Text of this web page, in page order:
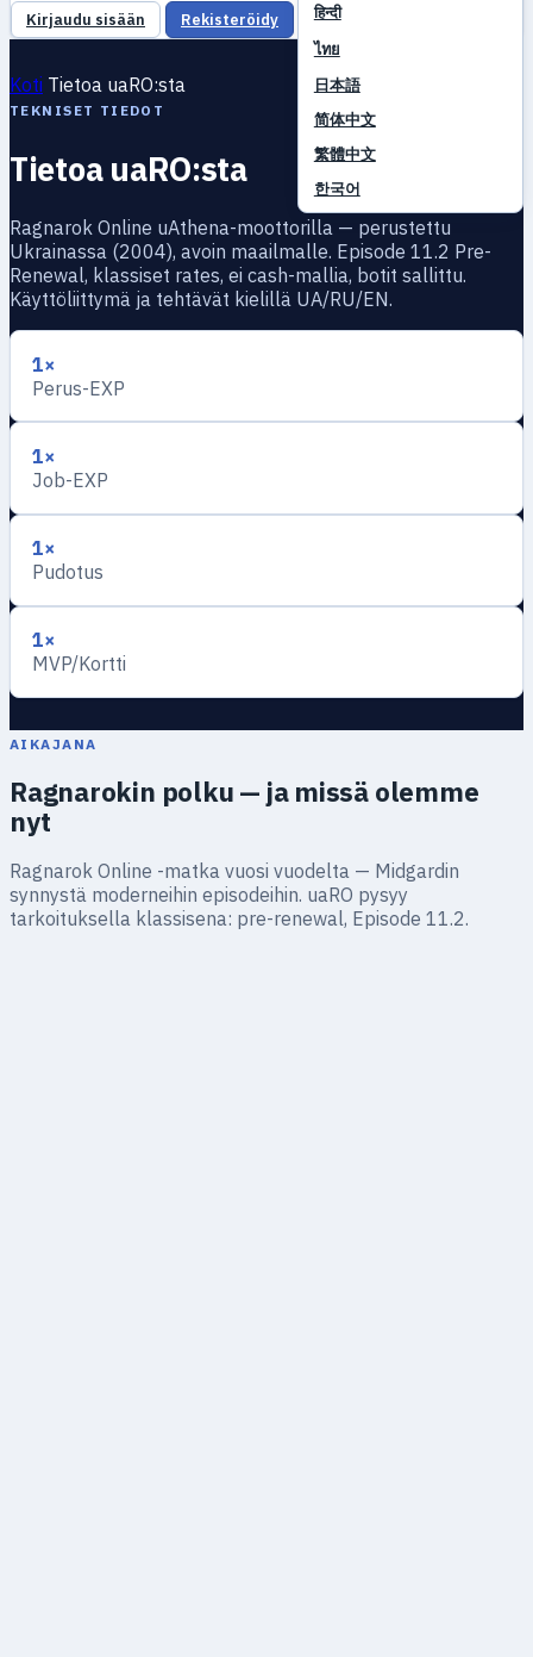
हिन्दी
ไทย
日本語
简体中文
繁體中文
한국어
Kirjaudu sisään Rekisteröidy
Koti Tietoa uaRO:sta
TEKNISET TIEDOT
Tietoa uaRO:sta
Ragnarok Online uAthena-moottorilla — perustettu
Ukrainassa (2004), avoin maailmalle. Episode 11.2 Pre-
Renewal, klassiset rates, ei cash-mallia, botit sallittu.
Käyttöliittymä ja tehtävät kielillä UA/RU/EN.
1×
Perus-EXP
1×
Job-EXP
1×
Pudotus
1×
MVP/Kortti
AIKAJANA
Ragnarokin polku — ja missä olemme
nyt
Ragnarok Online -matka vuosi vuodelta — Midgardin
synnystä moderneihin episodeihin. uaRO pysyy
tarkoituksella klassisena: pre-renewal, Episode 11.2.